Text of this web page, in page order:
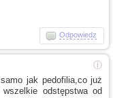
Odpowiedz
ⓘ
jak pedofilia,co już
odstępstwa od